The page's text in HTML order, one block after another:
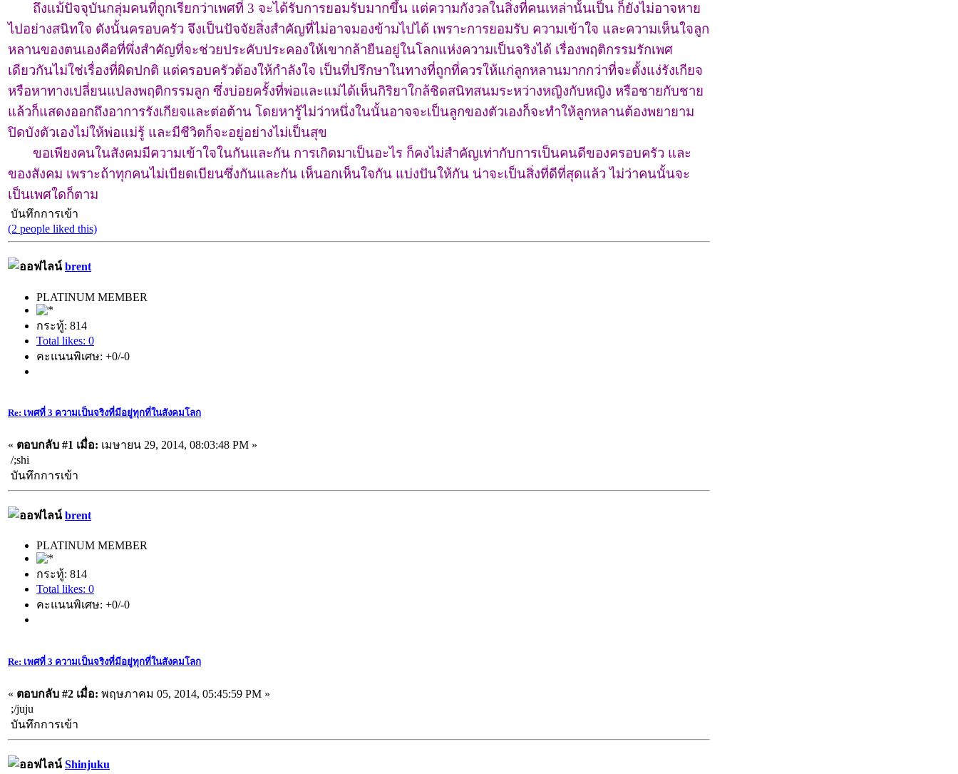
ถึงแม้ปัจจุบันกลุ่มคนที่ถูกเรียกว่าเพศที่ 3 จะได้รับการยอมรับมากขึ้น แต่ความกังวลในสิ่งที่คนเหล่านั้นเป็น ก็ยังไม่อาจหาย
ไปอย่างสนิทใจ ดังนั้นครอบครัว จึงเป็นปัจจัยสิ่งสำคัญที่ไม่อาจมองข้ามไปได้ เพราะการยอมรับ ความเข้าใจ และความเห็นใจลูก
หลานของตนเองคือที่พึ่งสำคัญที่จะช่วยประคับประคองให้เขากล้ายืนอยู่ในโลกแห่งความเป็นจริงได้ เรื่องพฤติกรรมรักเพศ
เดียวกันไม่ใช่เรื่องที่ผิดปกติ แต่ครอบครัวต้องให้กำลังใจ เป็นที่ปรึกษาในทางที่ถูกที่ควรให้แก่ลูกหลานมากกว่าที่จะตั้งแง่รังเกียจ
หรือหาทางเปลี่ยนแปลงพฤติกรรมลูก ซึ่งบ่อยครั้งที่พ่อและแม่ได้เห็นกิริยาใกล้ชิดสนิทสนมระหว่างหญิงกับหญิง หรือชายกับชาย
แล้วก็แสดงออกถึงอาการรังเกียจและต่อต้าน โดยหารู้ไม่ว่าหนึ่งในนั้นอาจจะเป็นลูกของตัวเองก็จะทำให้ลูกหลานต้องพยายาม
ปิดบังตัวเองไม่ให้พ่อแม่รู้ และมีชีวิตก็จะอยู่อย่างไม่เป็นสุข
ขอเพียงคนในสังคมมีความเข้าใจในกันและกัน การเกิดมาเป็นอะไร ก็คงไม่สำคัญเท่ากับการเป็นคนดีของครอบครัว และ
ของสังคม เพราะถ้าทุกคนไม่เบียดเบียนซึ่งกันและกัน เห็นอกเห็นใจกัน แบ่งปันให้กัน น่าจะเป็นสิ่งที่ดีที่สุดแล้ว ไม่ว่าคนนั้นจะ
เป็นเพศใดก็ตาม
บันทึกการเข้า
(2 people liked this)
brent
PLATINUM MEMBER
กระทู้: 814
Total likes: 0
คะแนนพิเศษ: +0/-0
Re: เพศที่ 3 ความเป็นจริงที่มีอยู่ทุกที่ในสังคมโลก
« ตอบกลับ #1 เมื่อ: เมษายน 29, 2014, 08:03:48 PM »
/;shi
บันทึกการเข้า
brent
PLATINUM MEMBER
กระทู้: 814
Total likes: 0
คะแนนพิเศษ: +0/-0
Re: เพศที่ 3 ความเป็นจริงที่มีอยู่ทุกที่ในสังคมโลก
« ตอบกลับ #2 เมื่อ: พฤษภาคม 05, 2014, 05:45:59 PM »
;/juju
บันทึกการเข้า
Shinjuku